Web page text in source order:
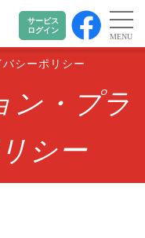
サービス
ログイン
MENU
シーポリシー
ン・プラ
シー